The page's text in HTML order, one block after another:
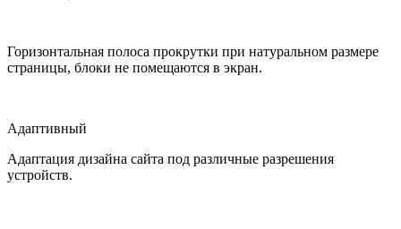
Горизонтальная полоса прокрутки при натуральном размере
страницы, блоки не помещаются в экран.
Адаптивный
Адаптация дизайна сайта под различные разрешения
устройств.